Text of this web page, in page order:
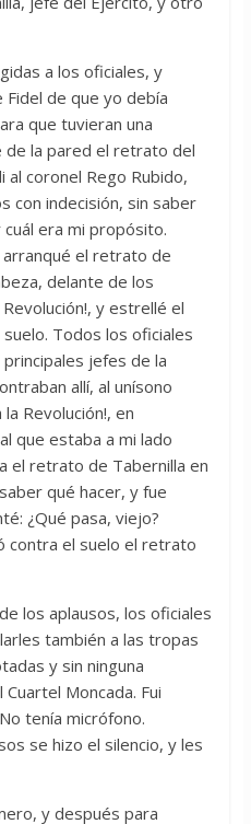
a los oficiales, y
Fidel de que yo debía
que tuvieran una
de la pared el retrato del
al coronel Rego Rubido,
con indecisión, sin saber
era mi propósito.
el retrato de
delante de los
y estrellé el
Todos los oficiales
jefes de la
allí, al unísono
Revolución!, en
que estaba a mi lado
el retrato de Tabernilla en
qué hacer, y fue
¿Qué pasa, viejo?
contra el suelo el retrato
los aplausos, los oficiales
también a las tropas
y sin ninguna
Moncada. Fui
tenía micrófono.
se hizo el silencio, y les
y después para